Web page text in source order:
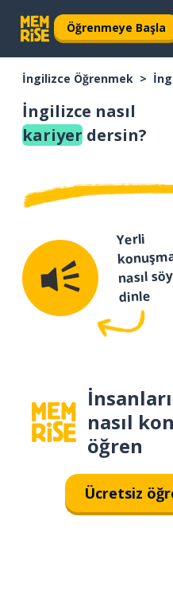
Öğrenmeye Başla
İngilizce Öğrenmek
İngilizce nasıl
kariyer dersin?
Yerli
nasıl
dinle
nasıl
öğren
Ücretsiz